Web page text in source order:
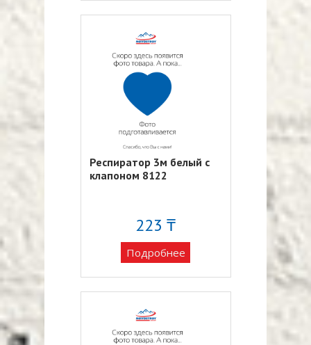
Респиратор 3м белый с
клапоном 8122
223 ₸
Подробнее